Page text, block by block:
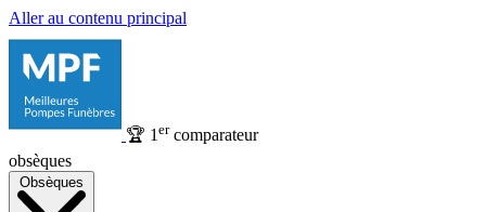
Aller au contenu principal
🏆 1 ercomparateur
obsèques
Obsèques